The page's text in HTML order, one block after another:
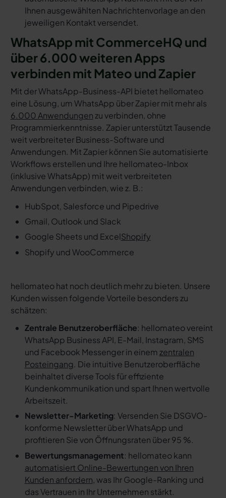
Ihnen ausgewählten Nachrichtenvorlage an den
jeweiligen Kontakt versendet.
WhatsApp mit CommerceHQ und
über 6.000 weiteren Apps
verbinden mit Mateo und Zapier
Mit der WhatsApp-Business-API bietet hellomateo
eine Lösung, um WhatsApp über Zapier mit mehr als
6.000 Anwendungenzu verbinden, ohne
Programmierkenntnisse. Zapier unterstützt Tausende
weit verbreiteter Business-Software und
Anwendungen. Mit Zapier können Sie automatisierte
Workflows erstellen und Ihre hellomateo-Inbox
(inklusive WhatsApp) mit weit verbreiteten
Anwendungen verbinden, wie z. B.:
HubSpot, Salesforce und Pipedrive
Gmail, Outlook und Slack
Google Sheets und ExcelShopify
Shopify und WooCommerce
hellomateo hat noch deutlich mehr zu bieten. Unsere
Kunden wissen folgende Vorteile besonders zu
schätzen:
Zentrale Benutzeroberfläche: hellomateo vereint
WhatsApp Business API, E-Mail, Instagram, SMS
und Facebook Messenger in einem zentralen
Posteingang. Die intuitive Benutzeroberfläche
beinhaltet diverse Tools für effiziente
Kundenkommunikation und spart Ihnen wertvolle
Arbeitszeit.
Newsletter-Marketing: Versenden Sie DSGVO-
konforme Newsletter über WhatsApp und
profitieren Sie von Öffnungsraten über 95 %.
Bewertungsmanagement: hellomateo kann
automatisiert Online-Bewertungen von Ihren
Kunden anfordern, was Ihr Google-Ranking und
das Vertrauen in Ihr Unternehmen stärkt.